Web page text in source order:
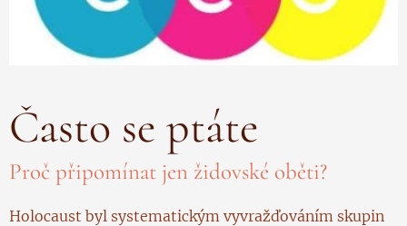
Často se ptáte
Proč připomínat jen židovské oběti?
Holocaust byl systematickým vyvražďováním skupin